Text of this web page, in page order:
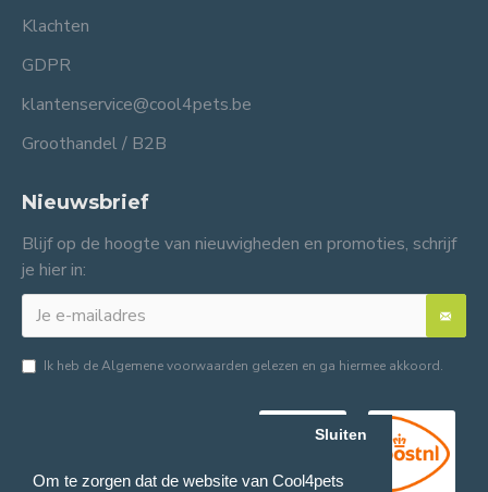
Om te zorgen dat de website van Cool4pets
Sluiten
Klachten
GDPR
klantenservice@cool4pets.be
Groothandel / B2B
Nieuwsbrief
Blijf op de hoogte van nieuwigheden en promoties, schrijf
je hier in:
Ik heb deAlgemene voorwaarden gelezen en ga hiermee akkoord.